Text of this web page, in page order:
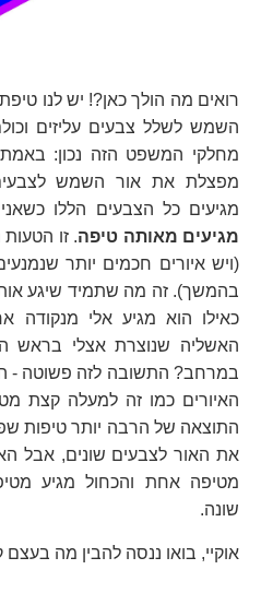
רואים מה הולך כאן?! יש לנו
השמש לשלל צבעים עליזים
מחלקי המשפט הזה נכון:
מפצלת את אור השמש לצבעים
מגיעים כל הצבעים הללו
מגיעים מאותה טיפה. זו
(ויש איורים חכמים יותר
בהמשך). זה מה שתמיד שיגע
כאילו הוא מגיע אלי
האשליה שנוצרת אצלי בראש
במרחב? התשובה לזה פשוטה -
האיורים כמו זה למעלה קצת
התוצאה של הרבה יותר טיפות
את האור לצבעים שונים, אבל
מטיפה אחת והכחול מגיע
שונה.
אוקיי, בואו ננסה להבין מה בעצם